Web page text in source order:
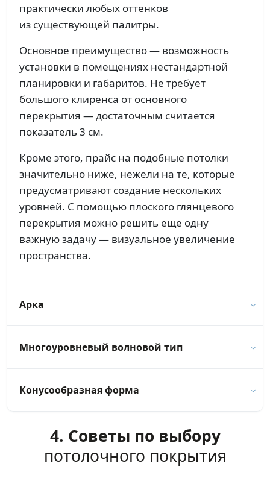
практически любых оттенков
из существующей палитры.
Основное преимущество — возможность
установки в помещениях нестандартной
планировки и габаритов. Не требует
большого клиренса от основного
перекрытия — достаточным считается
показатель 3 см.
Кроме этого, прайс на подобные потолки
значительно ниже, нежели на те, которые
предусматривают создание нескольких
уровней. С помощью плоского глянцевого
перекрытия можно решить еще одну
важную задачу — визуальное увеличение
пространства.
Арка
Многоуровневый волновой тип
Конусообразная форма
4. Советы по выбору
потолочного покрытия